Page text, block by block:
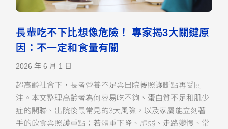
長輩吃不下比想像危險！ 專家揭3大關鍵原
因：不一定和食量有關
2026 年 6 月 1 日
超高齡社會下，長者營養不足與出院後照護斷點再受關
注。本文整理高齡者為何容易吃不夠、蛋白質不足和肌少
症的關聯、出院後最常見的3大風險，以及家屬能立刻著
手的飲食與照護重點；若體重下降、虛弱、走路變慢、常